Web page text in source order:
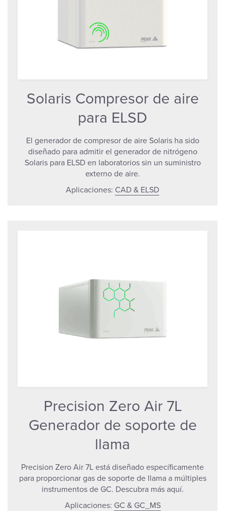
Solaris Compresor de aire
para ELSD
El generador de compresor de aire Solaris ha sido
diseñado para admitir el generador de nitrógeno
Solaris para ELSD en laboratorios sin un suministro
externo de aire.
Aplicaciones: CAD & ELSD
Precision Zero Air 7L
Generador de soporte de
llama
Precision Zero Air 7L está diseñado específicamente
para proporcionar gas de soporte de llama a múltiples
instrumentos de GC. Descubra más aquí.
Aplicaciones: GC & GC_MS